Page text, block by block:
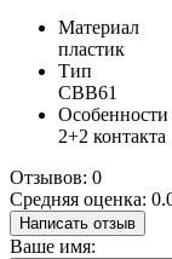
Материал
пластик
Тип
CBB61
2+2 контакта
Отзывов: 0
Средняя оценка:
Написать отзыв
Ваше имя: